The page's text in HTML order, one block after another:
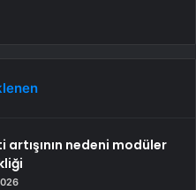
artışının nedeni modüler